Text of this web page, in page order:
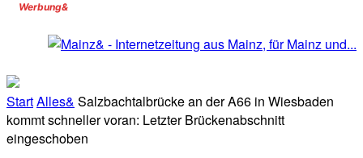
Werbung&
StartAlles& Salzbachtalbrücke an der A66 in Wiesbaden
kommt schneller voran: Letzter Brückenabschnitt
eingeschoben